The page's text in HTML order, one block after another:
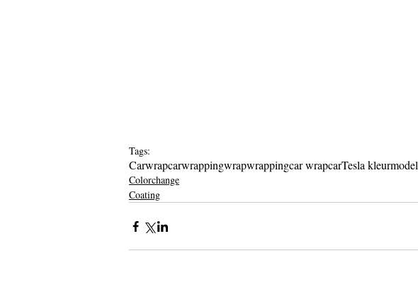
Tags:
Carwrapcarwrappingwrapwrappingcar wrapcarTesla kleur
Colorchange
Coating